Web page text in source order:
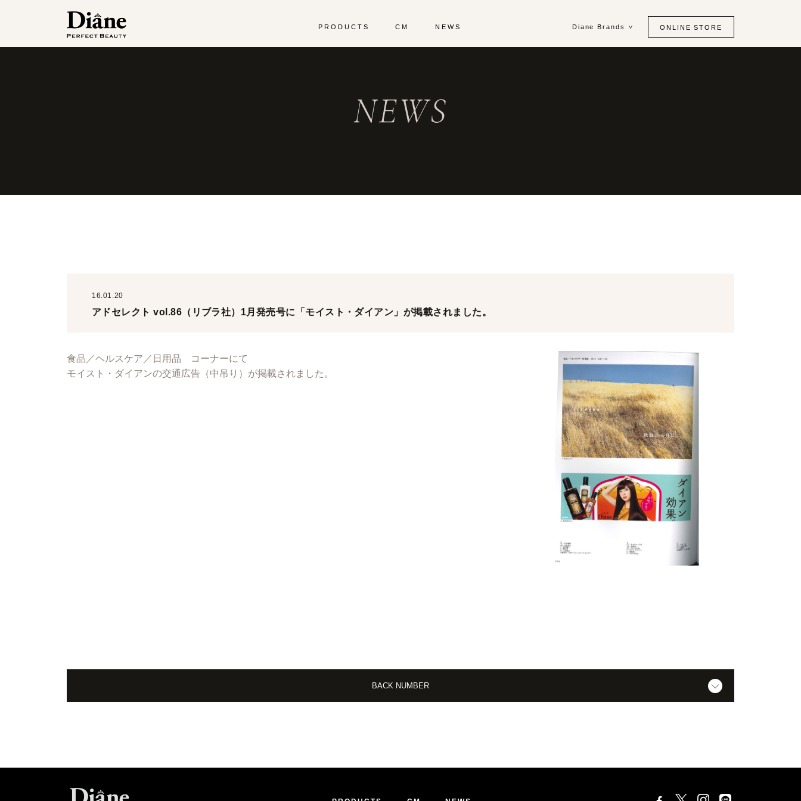
PRODUCTS CM NEWS Diane Brands ONLINE STORE
NEWS
16.01.20
アドセレクト vol.86（リブラ社）1月発売号に「モイスト・ダイアン」が掲載されました。
食品／ヘルスケア／日用品 コーナーにて
モイスト・ダイアンの交通広告（中吊り）が掲載されました。
BACK NUMBER